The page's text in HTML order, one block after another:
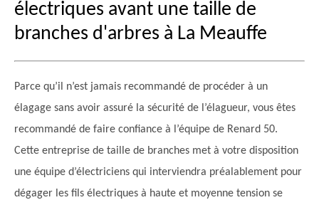
électriques avant une taille de
branches d'arbres à La Meauffe
Parce qu’il n’est jamais recommandé de procéder à un
élagage sans avoir assuré la sécurité de l’élagueur, vous êtes
recommandé de faire confiance à l’équipe de Renard 50.
Cette entreprise de taille de branches met à votre disposition
une équipe d’électriciens qui interviendra préalablement pour
dégager les fils électriques à haute et moyenne tension se